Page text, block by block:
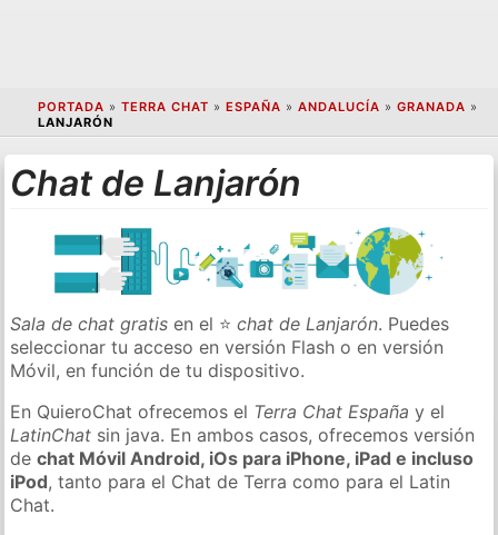
PORTADA » TERRA CHAT » ESPAÑA » ANDALUCÍA » GRANADA »
LANJARÓN
Chat de Lanjarón
Sala de chat gratis en el ⭐chat de Lanjarón. Puedes
seleccionar tu acceso en versión Flash o en versión
Móvil, en función de tu dispositivo.
En QuieroChat ofrecemos el Terra Chat España y el
LatinChat sin java. En ambos casos, ofrecemos versión
dechat Móvil Android, iOs para iPhone, iPad e incluso
iPod, tanto para el Chat de Terra como para el Latin
Chat.